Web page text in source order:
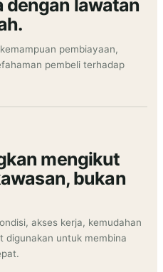
dengan lawatan
pembiayaan,
pembeli terhadap
mengikut
bukan
akses kerja, kemudahan
digunakan untuk membina